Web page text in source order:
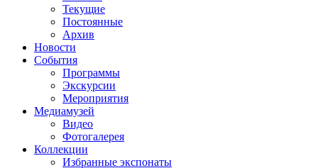
Текущие
Постоянные
Архив
Новости
События
Программы
Экскурсии
Мероприятия
Медиамузей
Видео
Фотогалерея
Коллекции
Избранные экспонаты